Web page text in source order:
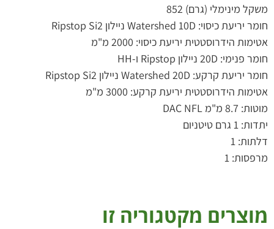
משקל מינימלי (גרם) 852
חומר יריעת כיסוי: Watershed 10D ניילון Ripstop Si2
אטימות הידרוסטטית יריעת כיסוי: 2000 מ"מ
חומר פנימי: 20D ניילון Ripstop ו-HH
חומר יריעת קרקע: Watershed 20D ניילון Ripstop Si2
אטימות הידרוסטטית יריעת קרקע: 3000 מ"מ
מוטות: 8.7 מ"מ DAC NFL
יתדות: 1 גרם טיטניום
דלתות: 1
מרפסות: 1
מוצרים מקטגוריה זו